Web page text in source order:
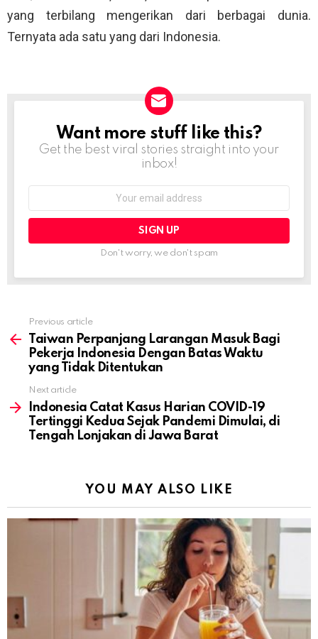
yang terbilang mengerikan dari berbagai dunia.
Ternyata ada satu yang dari Indonesia.
NEWSLETTER
Want more stuff like this?
Get the best viral stories straight into your
inbox!
Don't worry, we don't spam
more
Previous article
Taiwan Perpanjang Larangan Masuk Bagi
Pekerja Indonesia Dengan Batas Waktu
yang Tidak Ditentukan
Next article
Indonesia Catat Kasus Harian COVID-19
Tertinggi Kedua Sejak Pandemi Dimulai, di
Tengah Lonjakan di Jawa Barat
YOU MAY ALSO LIKE